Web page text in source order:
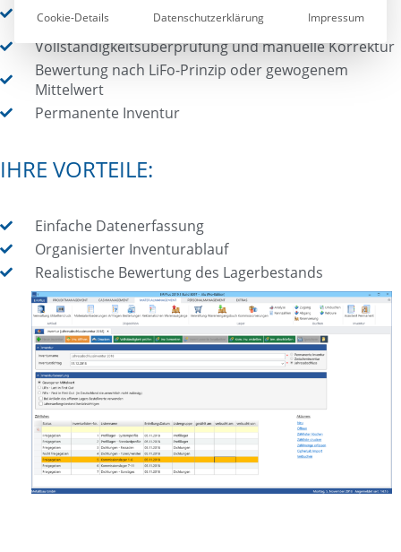
Handeingabe
Vollständigkeitsüberprüfung und manuelle Korrektur
Bewertung nach LiFo-Prinzip oder gewogenem
Mittelwert
Permanente Inventur
IHRE VORTEILE:
Einfache Datenerfassung
Organisierter Inventurablauf
Realistische Bewertung des Lagerbestands
Cookie-Details Datenschutzerklärung Impressum